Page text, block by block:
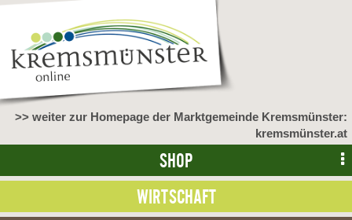
>> weiter zur Homepage der Marktgemeinde Kremsmünster:
kremsmünster.at
SHOP
WIRTSCHAFT